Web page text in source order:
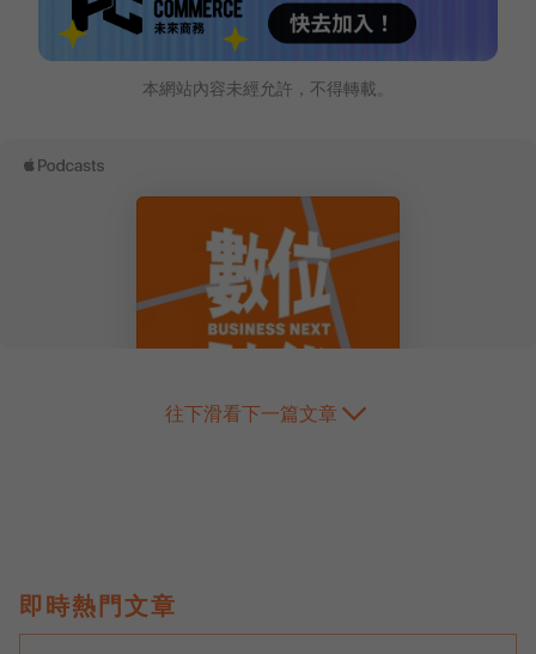
本網站內容未經允許，不得轉載。
往下滑看下一篇文章
即時熱門文章